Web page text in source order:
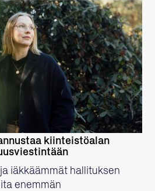
LUE LISÄÄ
kiinteistöalan
iäkkäämmät hallituksen
enemmän